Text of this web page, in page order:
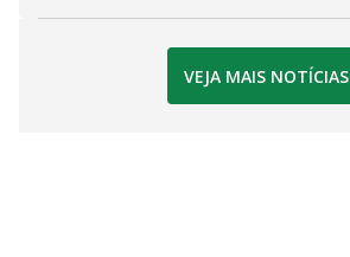
VEJA MAIS NOTÍCIAS